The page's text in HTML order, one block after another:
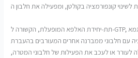
תת-יחידת האלפא המופעלת, הקשורה ל-GTP, נפרדת מהדימר בטא-גמא
עם חלבוני ממברנה אחרים המעורבים בהעברת
לעורר או לעכב את הפעילות של חלבוני המטרה,